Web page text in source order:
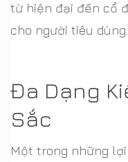
từ hiện đại đến cổ
cho người tiêu dùng.
Đa Dạng
Sắc
Một trong những